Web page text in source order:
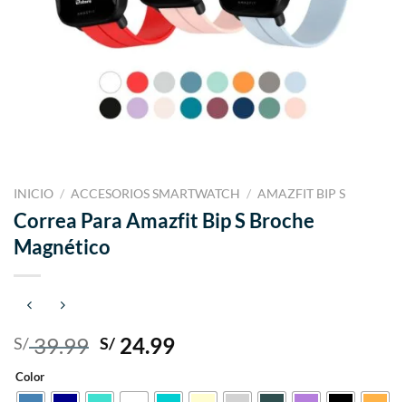
INICIO / ACCESORIOS SMARTWATCH / AMAZFIT BIP S
Correa Para Amazfit Bip S Broche
Magnético
S/39.99 El
original
S/ 24.99El
actual
Color